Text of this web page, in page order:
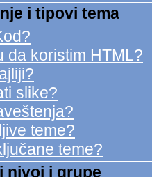
i tipovi tema
da koristim HTML?
slike?
teme?
teme?
nivoi i grupe